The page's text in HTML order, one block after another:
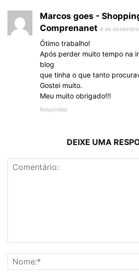
Marcos goes -
Comprenanet 4 de
Ótimo trabalho!
Após perder muito tempo na
blog
que tinha o que tanto
Gostei muito.
Meu muito obrigado!!!
Responder
DEIXE UMA